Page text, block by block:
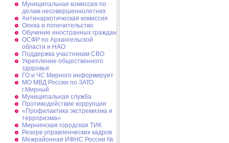
Муниципальная комиссия по
делам несовершеннолетних
Антинаркотическая комиссия
Опека и попечительство
Обучение иностранных граждан
ОСФР по Архангельской
области и НАО
Поддержка участникам СВО
Укрепление общественного
здоровья
ГО и ЧС Мирного информирует
МО МВД России по ЗАТО
г.Мирный
Муниципальная cлужба
Противодействие коррупции
«Профилактика экстремизма и
терроризма»
Мирнинская городская ТИК
Резерв управленческих кадров
Межрайонная ИФНС России №